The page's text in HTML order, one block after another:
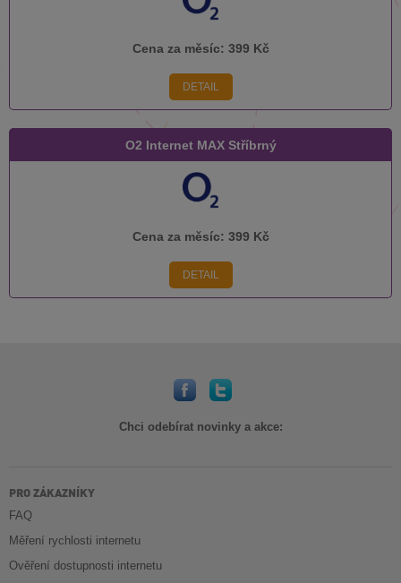
Cena za měsíc: 399 Kč
DETAIL
O2 Internet MAX Stříbrný
Cena za měsíc: 399 Kč
DETAIL
Chci odebírat novinky a akce:
PRO ZÁKAZNÍKY
FAQ
Měření rychlosti internetu
Ověření dostupnosti internetu